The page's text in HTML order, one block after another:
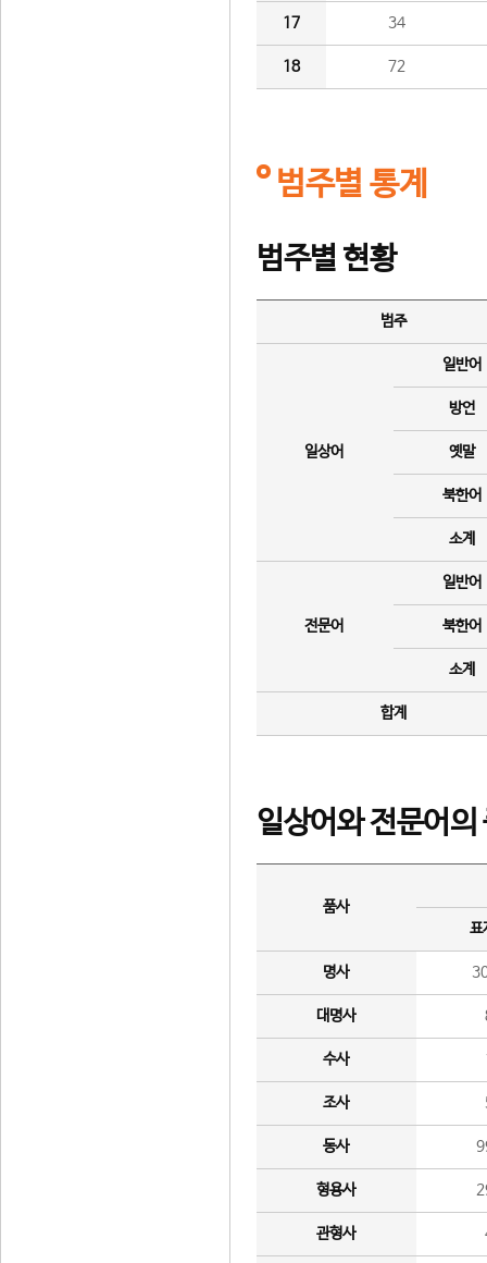
17 34
18 72
범주별 통계
범주별 현황
범주
일상어
일반어
방언
옛말
북한어
소계
전문어
일반어
북한어
소계
합계
일상어와 전문어의
품사
표
명사
대명사
수사
조사
동사
형용사
관형사